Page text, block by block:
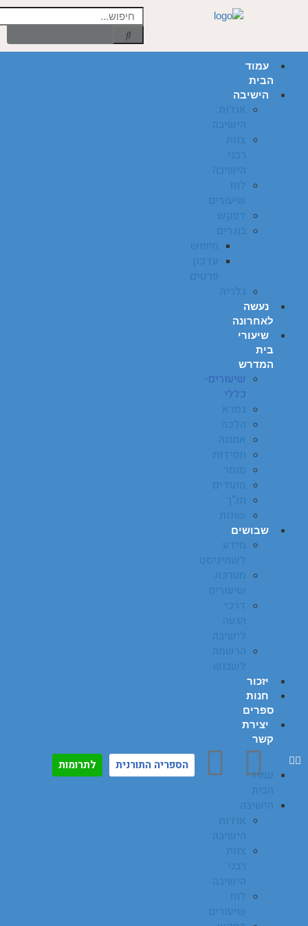
עמוד
הבית
הישיבה
אודות
צוות
לוח
דפקש
בוגרים
חיפוש
עדכון
גלריה
נעשה
לאחרונה
שיעורי
בית
המדרש
שיעורים-
כללי
גמרא
הלכה
אמונה
חסידות
מוסר
מועדים
תנ"ך
שונות
שבושים
מידע
מערכת
דרכי
הרשמה
יזכור
חנות
ספרים
יצירת
קשר
עמוד
הישיבה
אודות
צוות
לוח
הספריה התורנית לתרומות